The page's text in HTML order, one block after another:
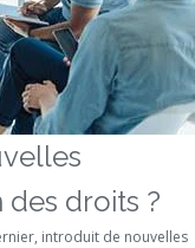
droits ?
introduit de nouvelles